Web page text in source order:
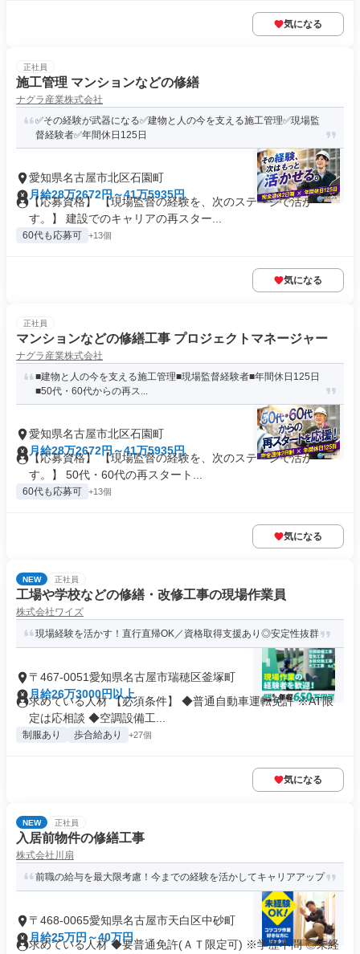
気になる
正社員
施工管理 マンションなどの修繕
ナグラ産業株式会社
✅その経験が武器になる✅建物と人の今を支える施工管理✅現場監
督経験者✅年間休日125日
愛知県名古屋市北区石園町
月給28万2672円～41万5935円
【応募資格】 【現場監督の経験を、次のステージで活か
す。】 建設でのキャリアの再スター...
60代も応募可 +13個
気になる
正社員
マンションなどの修繕工事 プロジェクトマネージャー
ナグラ産業株式会社
■建物と人の今を支える施工管理■現場監督経験者■年間休日125日
■50代・60代からの再ス...
愛知県名古屋市北区石園町
月給28万2672円～41万5935円
【応募資格】 【現場監督の経験を、次のステージで活か
す。】 50代・60代の再スタート...
60代も応募可 +13個
気になる
NEW 正社員
工場や学校などの修繕・改修工事の現場作業員
株式会社ワイズ
現場経験を活かす！直行直帰OK／資格取得支援あり◎安定性抜群
〒467-0051愛知県名古屋市瑞穂区釜塚町
月給26万3000円以上
求めている人材 【必須条件】 ◆普通自動車運転免許 ※AT限
定は応相談 ◆空調設備工...
制服あり 歩合給あり +27個
気になる
NEW 正社員
入居前物件の修繕工事
株式会社川扇
前職の給与を最大限考慮！今までの経験を活かしてキャリアアップ
〒468-0065愛知県名古屋市天白区中砂町
月給25万円～40万円
求めている人材 ◆要普通免許(ＡＴ限定可) ※学歴不問 ◎未経